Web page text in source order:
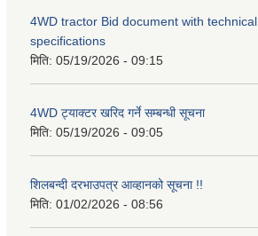
4WD tractor Bid document with technical
specifications
मिति: 05/19/2026 - 09:15
4WD ट्याक्टर खरिद गर्ने सम्बन्धी सूचना
मिति: 05/19/2026 - 09:05
शिलबन्दी दरभाउपत्र आव्हानको सूचना !!
मिति: 01/02/2026 - 08:56